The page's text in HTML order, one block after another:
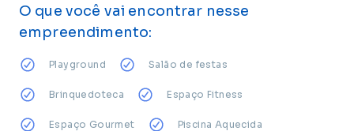
O que você vai encontrar nesse
empreendimento:
Playground Salão de festas
Brinquedoteca Espaço Fitness
Espaço Gourmet Piscina Aquecida